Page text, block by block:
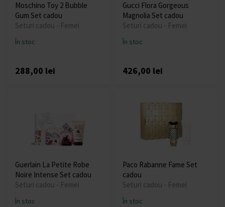
Moschino Toy 2 Bubble
Gum Set cadou
Seturi cadou - Femei
În stoc
288,00 lei
Gucci Flora Gorgeous
Magnolia Set cadou
Seturi cadou - Femei
În stoc
426,00 lei
Guerlain La Petite Robe
Noire Intense Set cadou
Seturi cadou - Femei
În stoc
Paco Rabanne Fame Set
cadou
Seturi cadou - Femei
În stoc